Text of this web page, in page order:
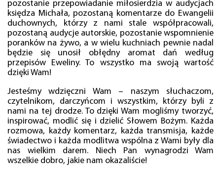
pozostanie przepowiadanie miłosierdzia w audycjach
księdza Michała, pozostaną komentarze do Ewangelii
duchownych, którzy z nami stale współpracowali,
pozostaną audycje autorskie, pozostanie wspomnienie
poranków na żywo, a w wielu kuchniach pewnie nadal
będzie się unosił obłędny aromat dań według
przepisów Eweliny. To wszystko ma swoją wartość
dzięki Wam!
Jesteśmy wdzięczni Wam – naszym słuchaczom,
czytelnikom, darczyńcom i wszystkim, którzy byli z
nami na tej drodze. To dzięki Wam mogliśmy tworzyć,
inspirować, modlić się i dzielić Słowem Bożym. Każda
rozmowa, każdy komentarz, każda transmisja, każde
świadectwo i każda modlitwa wspólna z Wami były dla
nas wielkim darem. Niech Pan wynagrodzi Wam
wszelkie dobro, jakie nam okazaliście!